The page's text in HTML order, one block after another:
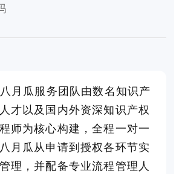
月瓜服务团队由数名知识产
才以及国内外资深知识产权
师为核心构建，全程一对一
月瓜从申请到授权各环节实
理，并配备专业流程管理人